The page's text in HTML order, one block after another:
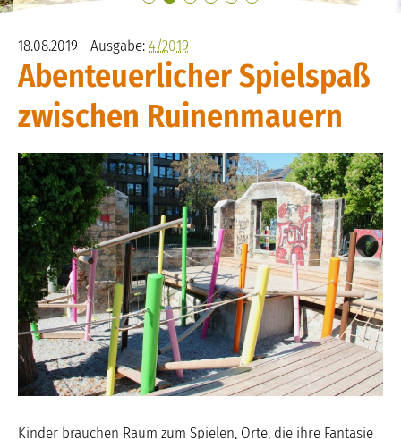
18.08.2019 - Ausgabe:4/2019
Abenteuerlicher Spielspaß
zwischen Ruinenmauern
Kinder brauchen Raum zum Spielen, Orte, die ihre Fantasie